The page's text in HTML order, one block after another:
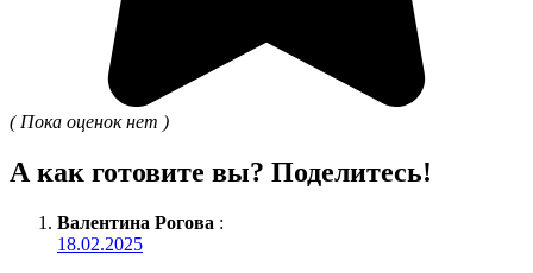
( Пока оценок нет )
А как готовите вы? Поделитесь!
Валентина Рогова :
18.02.2025